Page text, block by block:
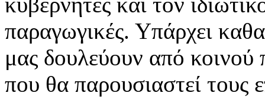
παραγωγικές. Υπάρχει
μας δουλεύουν από κοινού
που θα παρουσιαστεί τους